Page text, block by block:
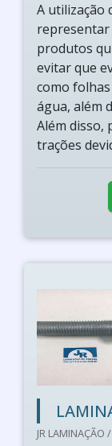
A utilização
representar
produtos
evitar que
como
água, além
Além disso,
trações
JR LAMINAÇÃO